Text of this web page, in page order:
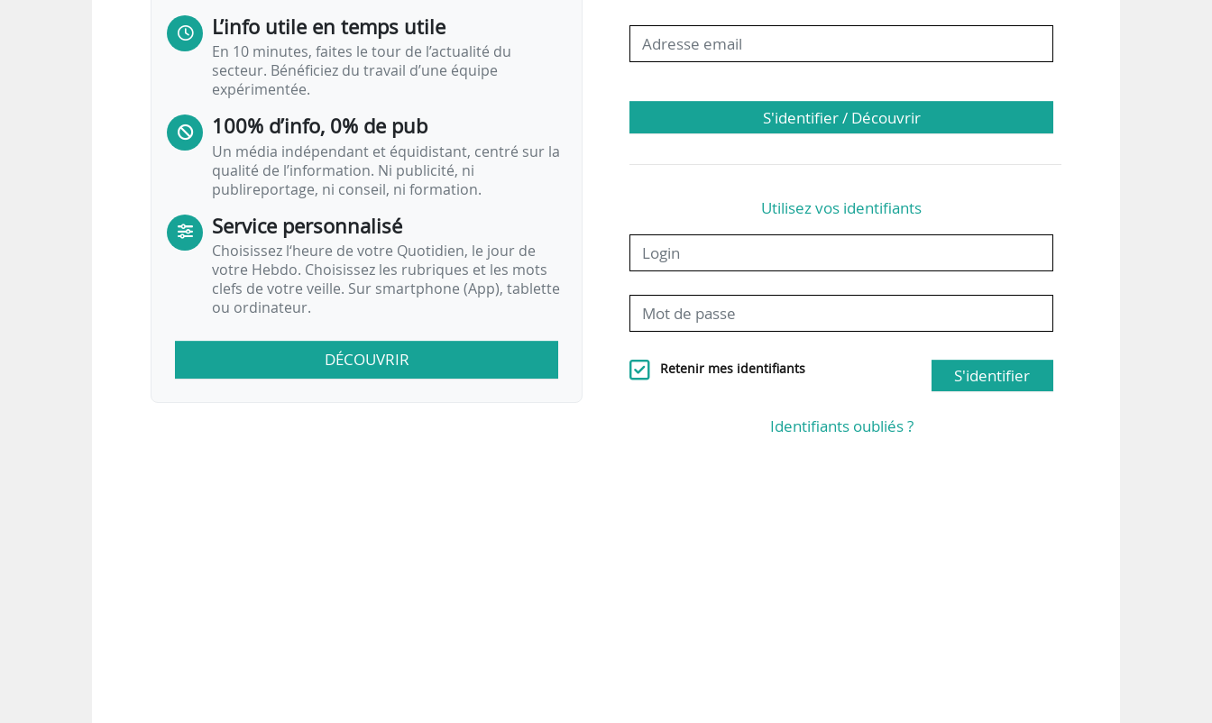
L’info utile en temps utile
En 10 minutes, faites le tour de l’actualité du
secteur. Bénéficiez du travail d’une équipe
expérimentée.
100% d’info, 0% de pub
Un média indépendant et équidistant, centré sur la
qualité de l’information. Ni publicité, ni
publireportage, ni conseil, ni formation.
Service personnalisé
Choisissez l‘heure de votre Quotidien, le jour de
votre Hebdo. Choisissez les rubriques et les mots
clefs de votre veille. Sur smartphone (App), tablette
ou ordinateur.
DÉCOUVRIR
S'identifier / Découvrir
Utilisez vos identifiants
Retenir mes identifiants S'identifier
Identifiants oubliés ?